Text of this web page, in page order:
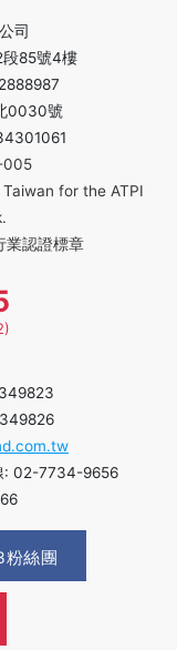
司
85號4樓
0030號
005
for the ATPI
業認證標章
: 02-7734-9656
粉絲團